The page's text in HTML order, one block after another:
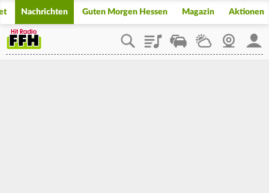
Nachrichten Guten Morgen Hessen Magazin Aktionen
PlaylistStaupilotWetterWebcam